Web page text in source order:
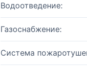
Водоотведение:
Газоснабжение:
Система